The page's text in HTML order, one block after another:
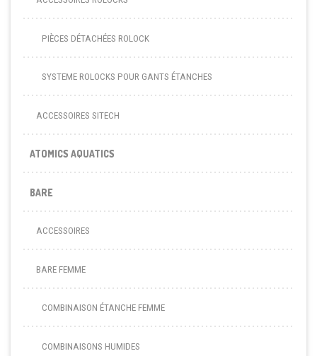
PIÈCES DÉTACHÉES ROLOCK
SYSTEME ROLOCKS POUR GANTS ÉTANCHES
ACCESSOIRES SITECH
ATOMICS AQUATICS
BARE
ACCESSOIRES
BARE FEMME
COMBINAISON ÉTANCHE FEMME
COMBINAISONS HUMIDES